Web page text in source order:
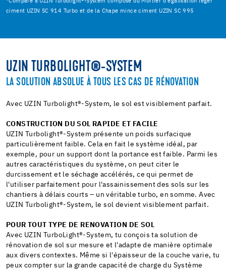
ciment UZIN SC 914 Turbo et de la Chape mince ciment UZIN SC 995
UZIN TURBOLIGHT®-SYSTEM
LA SOLUTION ABSOLUE À TOUS LES CAS DE RÉNOVATION
Avec UZIN Turbolight®-System, le sol est visiblement parfait.
CONSTRUCTION DU SOL RAPIDE ET FACILE
UZIN Turbolight®-System présente un poids surfacique
particulièrement faible. Cela en fait le système idéal, par
exemple, pour un support dont la portance est faible. Parmi les
autres caractéristiques du système, on peut citer le
durcissement et le séchage accélérés, ce qui permet de
l'utiliser parfaitement pour l'assainissement des sols sur les
chantiers à délais courts – un véritable turbo, en somme. Avec
UZIN Turbolight®-System, le sol devient visiblement parfait.
POUR TOUT TYPE DE RENOVATION DE SOL
Avec UZIN TurboLight®-System, tu conçois ta solution de
rénovation de sol sur mesure et l'adapte de manière optimale
aux divers contextes. Même si l'épaisseur de la couche varie, tu
peux compter sur la grande capacité de charge du Système